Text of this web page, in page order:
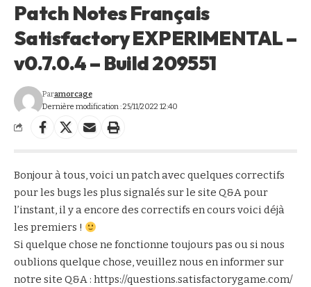
Patch Notes Français
Satisfactory EXPERIMENTAL –
v0.7.0.4 – Build 209551
Dernière modification : 25/11/2022 12:40
Paramorcage
Bonjour à tous, voici un patch avec quelques correctifs
pour les bugs les plus signalés sur le site Q&Apour
l’instant, il y a encore des correctifs en cours voici déjà
les premiers !
Si quelque chose ne fonctionne toujours pas ou si nous
oublions quelque chose, veuillez nous en informer sur
notre site Q&A : https://questions.satisfactorygame.com/